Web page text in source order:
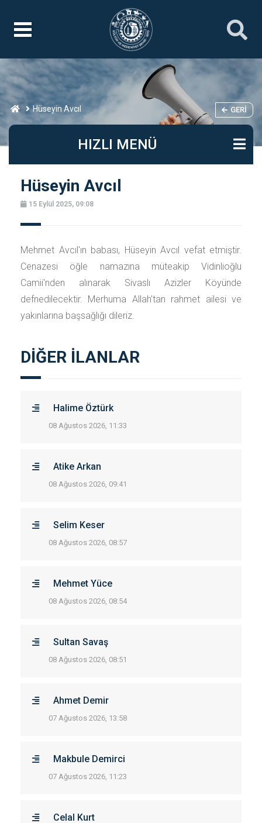
Hüseyin Avcıl GERI
HIZLI MENÜ
Hüseyin Avcıl
15 Eylül 2025, 09:08
Mehmet Avcıl'ın babası, Hüseyin Avcıl vefat etmiştir.
Cenazesi öğle namazına müteakip Vidinlioğlu
Camii'nden alınarak Sivaslı Azizler Köyünde
defnedilecektir. Merhuma Allah'tan rahmet ailesi ve
yakınlarına başsağlığı dileriz.
DİĞER İLANLAR
Halime Öztürk
08 Ağustos 2026, 11:33
Atike Arkan
08 Ağustos 2026, 09:41
Selim Keser
08 Ağustos 2026, 08:57
Mehmet Yüce
08 Ağustos 2026, 08:54
Sultan Savaş
08 Ağustos 2026, 08:51
Ahmet Demir
07 Ağustos 2026, 13:58
Makbule Demirci
07 Ağustos 2026, 11:23
Celal Kurt